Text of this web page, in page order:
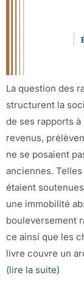
La question des
structurent la
de ses rapports à
revenus,
ne se posaient
anciennes.
étaient
une immobilité
bouleversement
ce ainsi que les
livre couvre un
(lire la suite)